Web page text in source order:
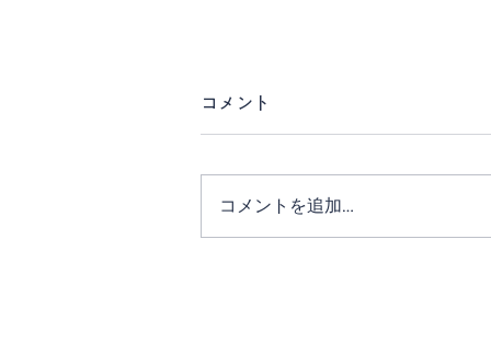
コメント
コメントを追加…